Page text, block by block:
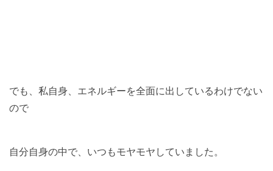
でも、私自身、エネルギーを全面に出しているわけでない
ので
自分自身の中で、いつもモヤモヤしていました。